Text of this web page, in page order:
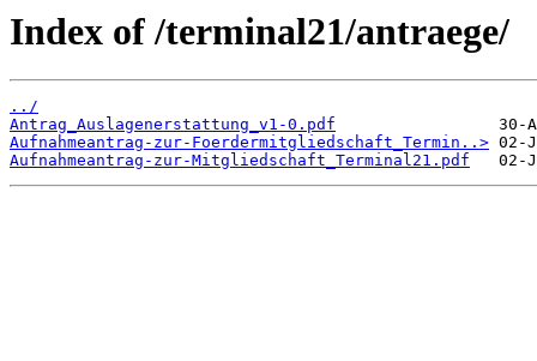
Index of /terminal21/antraege/
../
Antrag_Auslagenerstattung_v1-0.pdf
Aufnahmeantrag-zur-Foerdermitgliedschaft_Termin..>
Aufnahmeantrag-zur-Mitgliedschaft_Terminal21.pdf